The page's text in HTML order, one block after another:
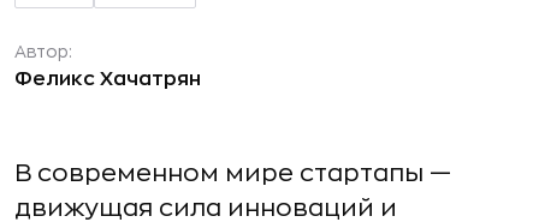
Автор:
Феликс Хачатрян
В современном мире стартапы —
движущая сила инноваций и